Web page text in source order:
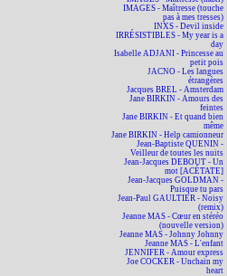
IMAGES - Maîtresse (touche
pas à mes tresses)
INXS - Devil inside
IRRÉSISTIBLES - My year is a
day
Isabelle ADJANI - Princesse au
petit pois
JACNO - Les langues
étrangères
Jacques BREL - Amsterdam
Jane BIRKIN - Amours des
feintes
Jane BIRKIN - Et quand bien
même
Jane BIRKIN - Help camionneur
Jean-Baptiste QUENIN -
Veilleur de toutes les nuits
Jean-Jacques DEBOUT - Un
mot [ACÉTATE]
Jean-Jacques GOLDMAN -
Puisque tu pars
Jean-Paul GAULTIER - Noisy
(remix)
Jeanne MAS - Cœur en stéréo
(nouvelle version)
Jeanne MAS - Johnny Johnny
Jeanne MAS - L'enfant
JENNIFER - Amour express
Joe COCKER - Unchain my
heart